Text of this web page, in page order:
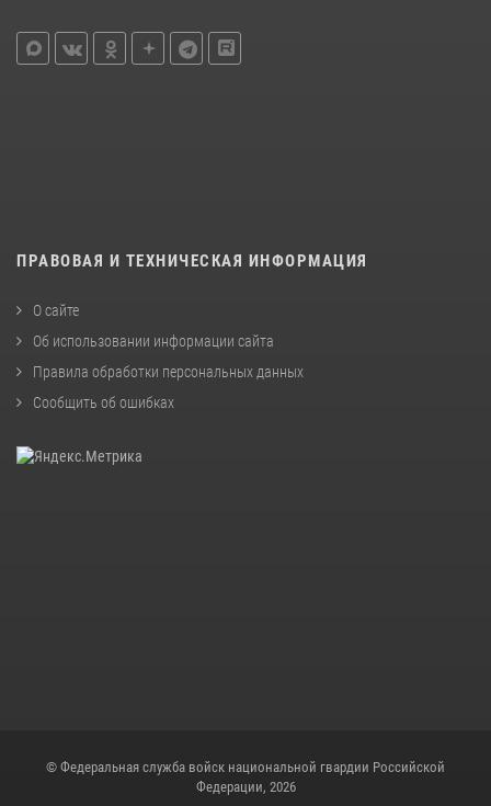
ПРАВОВАЯ И ТЕХНИЧЕСКАЯ ИНФОРМАЦИЯ
О сайте
Об использовании информации сайта
Правила обработки персональных данных
Сообщить об ошибках
© Федеральная служба войск национальной гвардии Российской
Федерации, 2026